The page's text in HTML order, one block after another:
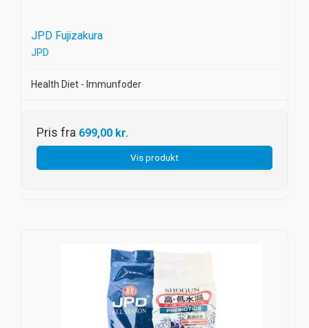
JPD Fujizakura
JPD
Health Diet - Immunfoder
Pris fra 699,00 kr.
Vis produkt